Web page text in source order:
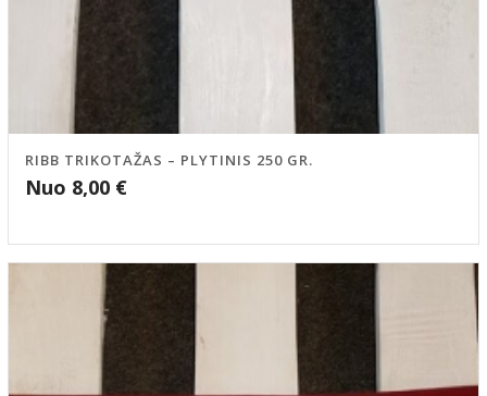
RIBB TRIKOTAŽAS – PLYTINIS 250 GR.
Nuo 8,00 €